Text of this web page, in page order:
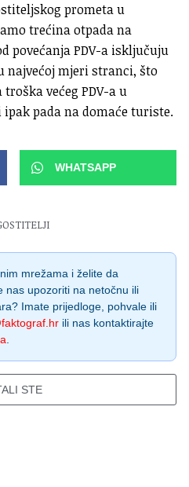
prometa u
trećina otpada na
povećanja PDV-a isključuju
najvećoj mjeri stranci, što
većeg PDV-a u
pada na domaće turiste.
WHATSAPP
mrežama i želite da
nas upozoriti na netočnu ili
Imate prijedloge, pohvale ili
ili nas kontaktirajte
STE